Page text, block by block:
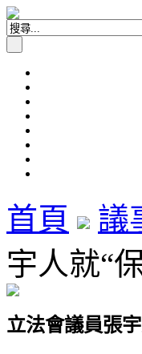
首頁 議
宇人就“
立法會議員張